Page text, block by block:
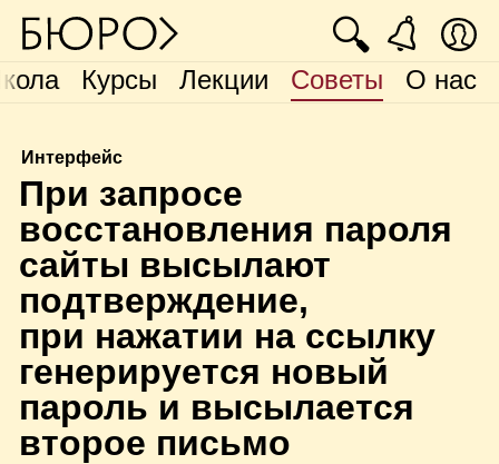
Курсы Лекции Советы О нас
🔍
Интерфейс
При запросе
восстановления пароля
сайты высылают
подтверждение,
при нажатии на ссылку
генерируется новый
пароль и высылается
второе письмо